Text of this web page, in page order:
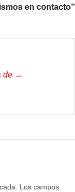
en contacto”
de →
Los campos